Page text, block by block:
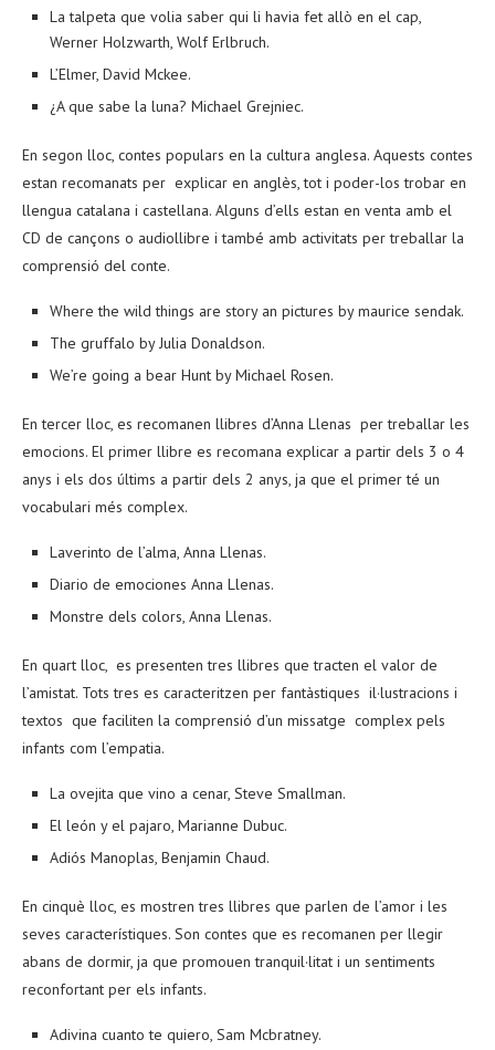
La talpeta que volia saber qui li havia fet allò en el cap,
Werner Holzwarth, Wolf Erlbruch.
L’Elmer, David Mckee.
¿A que sabe la luna? Michael Grejniec.
En segon lloc, contes populars en la cultura anglesa. Aquests contes
estan recomanats per explicar en anglès, tot i poder-los trobar en
llengua catalana i castellana. Alguns d’ells estan en venta amb el
CD de cançons o audiollibre i també amb activitats per treballar la
comprensió del conte.
Where the wild things are story an pictures by maurice sendak.
The gruffalo by Julia Donaldson.
We’re going a bear Hunt by Michael Rosen.
En tercer lloc, es recomanen llibres d’Anna Llenas per treballar les
emocions. El primer llibre es recomana explicar a partir dels 3 o 4
anys i els dos últims a partir dels 2 anys, ja que el primer té un
vocabulari més complex.
Laverinto de l’alma, Anna Llenas.
Diario de emociones Anna Llenas.
Monstre dels colors, Anna Llenas.
En quart lloc, es presenten tres llibres que tracten el valor de
l’amistat. Tots tres es caracteritzen per fantàstiques il·lustracions i
textos que faciliten la comprensió d’un missatge complex pels
infants com l’empatia.
La ovejita que vino a cenar, Steve Smallman.
El león y el pajaro, Marianne Dubuc.
Adiós Manoplas, Benjamin Chaud.
En cinquè lloc, es mostren tres llibres que parlen de l’amor i les
seves característiques. Son contes que es recomanen per llegir
abans de dormir, ja que promouen tranquil·litat i un sentiments
reconfortant per els infants.
Adivina cuanto te quiero, Sam Mcbratney.